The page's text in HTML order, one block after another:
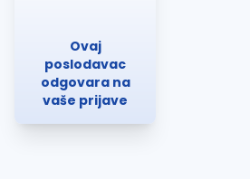
Ovaj
poslodavac
odgovara na
vaše prijave